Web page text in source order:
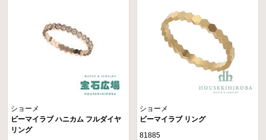
ショーメ
ビーマイラブ ハニカム フルダイヤ
リング
ショーメ
ビーマイラブ リング
81885